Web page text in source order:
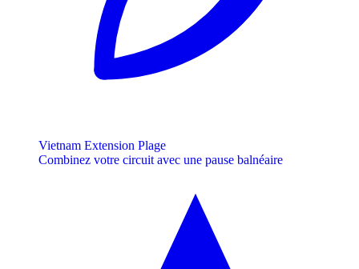
Vietnam Extension Plage
Combinez votre circuit avec une pause balnéaire